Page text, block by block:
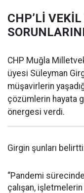
CHP’Lİ
CHP Muğla
üyesi Süleyman
müşavirlerin
çözümlerin hayata
önergesi verdi.
Girgin şunları
‘’Pandemi
çalışan,